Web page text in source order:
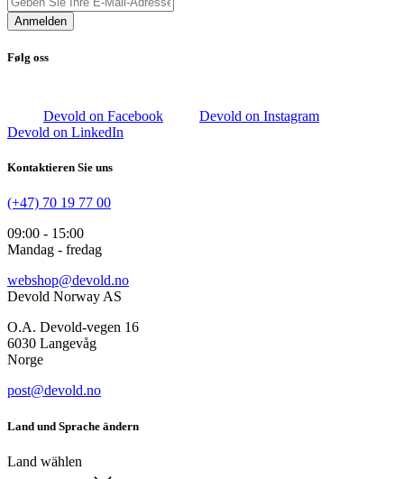
Anmelden
Følg oss
Devold on Facebook
Devold on Instagram
Devold on LinkedIn
Kontaktieren Sie uns
(+47) 70 19 77 00
09:00 - 15:00
Mandag - fredag
webshop@devold.no
Devold Norway AS
O.A. Devold-vegen 16
6030 Langevåg
Norge
post@devold.no
Land und Sprache ändern
Land wählen